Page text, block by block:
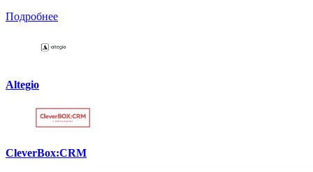
Подробнее
Altegio
CleverBox:CRM